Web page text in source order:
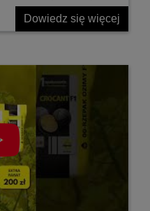
Dowiedz się więcej